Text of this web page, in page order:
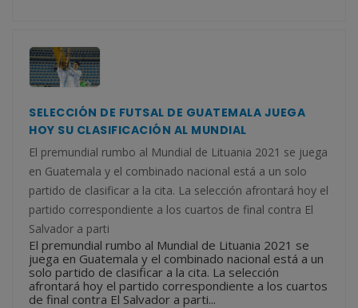
SELECCIÓN DE FUTSAL DE GUATEMALA JUEGA
HOY SU CLASIFICACIÓN AL MUNDIAL
El premundial rumbo al Mundial de Lituania 2021 se juega
en Guatemala y el combinado nacional está a un solo
partido de clasificar a la cita. La selección afrontará hoy el
partido correspondiente a los cuartos de final contra El
Salvador a parti
El premundial rumbo al Mundial de Lituania 2021 se
juega en Guatemala y el combinado nacional está a un
solo partido de clasificar a la cita. La selección
afrontará hoy el partido correspondiente a los cuartos
de final contra El Salvador a parti...